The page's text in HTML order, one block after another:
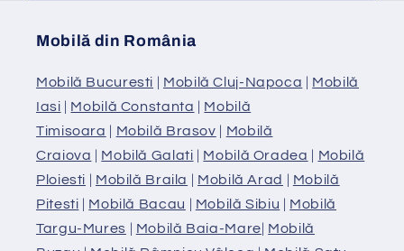
Mobilă din România
Mobilă Bucuresti | Mobilă Cluj-Napoca | Mobilă
Iasi | Mobilă Constanta | Mobilă
Timisoara | Mobilă Brasov | Mobilă
Craiova | Mobilă Galati | Mobilă Oradea | Mobilă
Ploiesti | Mobilă Braila | Mobilă Arad | Mobilă
Pitesti | Mobilă Bacau | Mobilă Sibiu | Mobilă
Targu-Mures | Mobilă Baia-Mare| Mobilă